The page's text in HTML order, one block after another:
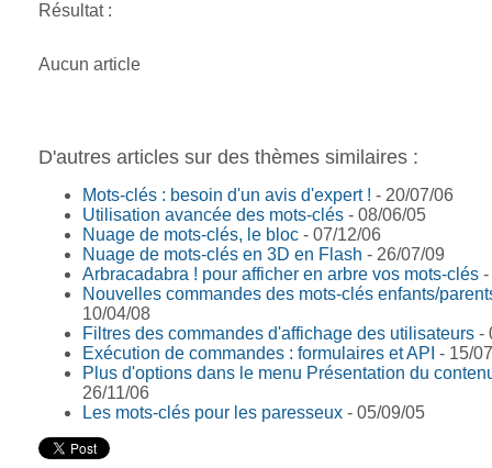
Résultat :
Aucun article
D'autres articles sur des thèmes similaires :
Mots-clés : besoin d'un avis d'expert ! - 20/07/06
Utilisation avancée des mots-clés - 08/06/05
Nuage de mots-clés, le bloc - 07/12/06
Nuage de mots-clés en 3D en Flash - 26/07/09
Arbracadabra ! pour afficher en arbre vos mots-clés -
Nouvelles commandes des mots-clés enfants/
10/04/08
Filtres des commandes d'affichage des utilisateurs -
Exécution de commandes : formulaires et API - 15/
Plus d'options dans le menu Présentation du
26/11/06
Les mots-clés pour les paresseux - 05/09/05